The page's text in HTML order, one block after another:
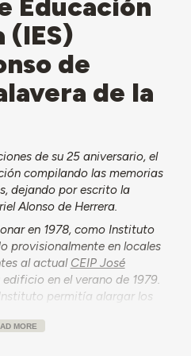
Educación
(IES)
de
de la
de su 25 aniversario, el
compilando las memorias
dejando por escrito la
Alonso de Herrera.
en 1978, como Instituto
provisionalmente en locales
al actual CEIP José
en el verano de 1979.
permitía alargar los
(Francisco Javier
Reglado Sequera, 2004). El
MORE